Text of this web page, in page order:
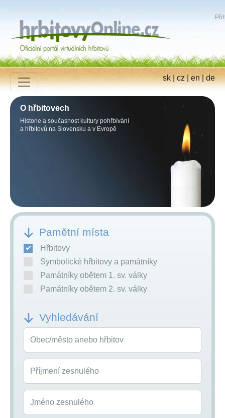
sk|cz|en|de
O hřbitovech
Historie a současnost kultury pohřbívání
a hřbitovů na Slovensku a v Evropě
Pamětní místa
Hřbitovy
Symbolické hřbitovy a památníky
Památníky obětem 1. sv. války
Památníky obětem 2. sv. války
Vyhledávání
Obec/město anebo hřbitov
Příjmení zesnulého
Jméno zesnulého